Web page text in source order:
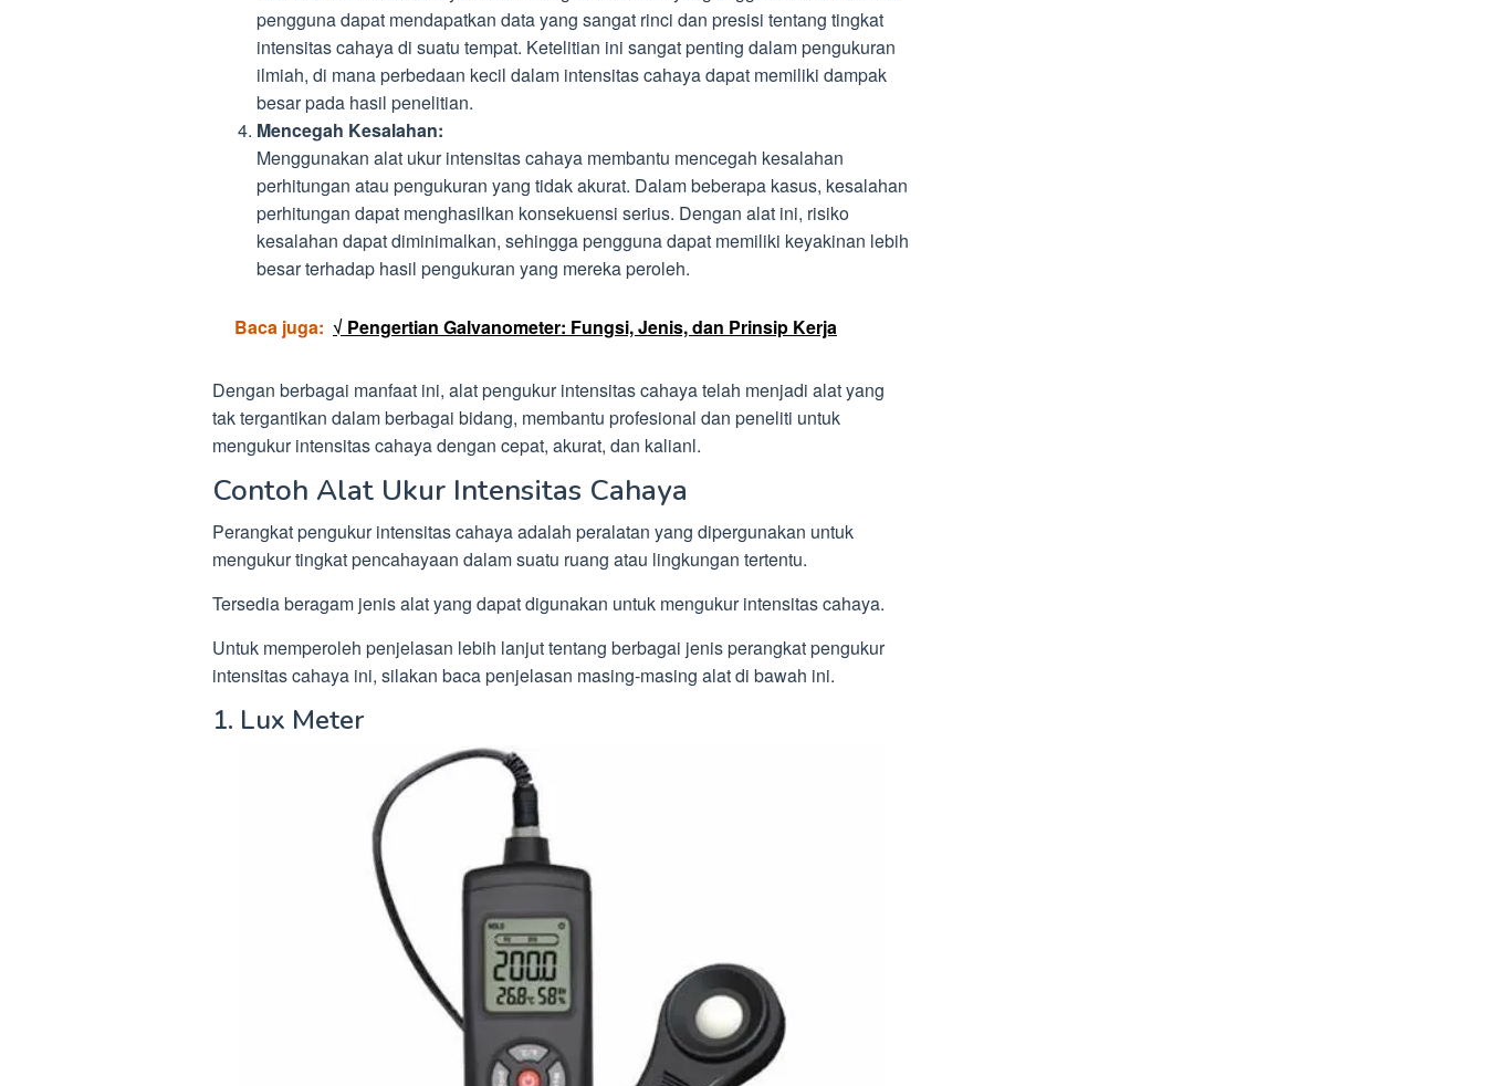
pengguna dapat mendapatkan data yang sangat rinci dan presisi tentang tingkat
intensitas cahaya di suatu tempat. Ketelitian ini sangat penting dalam pengukuran
ilmiah, di mana perbedaan kecil dalam intensitas cahaya dapat memiliki dampak
besar pada hasil penelitian.
Mencegah Kesalahan:
Menggunakan alat ukur intensitas cahaya membantu mencegah kesalahan
perhitungan atau pengukuran yang tidak akurat. Dalam beberapa kasus, kesalahan
perhitungan dapat menghasilkan konsekuensi serius. Dengan alat ini, risiko
kesalahan dapat diminimalkan, sehingga pengguna dapat memiliki keyakinan lebih
besar terhadap hasil pengukuran yang mereka peroleh.
Baca juga: √ Pengertian Galvanometer: Fungsi, Jenis, dan Prinsip Kerja
Dengan berbagai manfaat ini, alat pengukur intensitas cahaya telah menjadi alat yang
tak tergantikan dalam berbagai bidang, membantu profesional dan peneliti untuk
mengukur intensitas cahaya dengan cepat, akurat, dan kalianl.
Contoh Alat Ukur Intensitas Cahaya
Perangkat pengukur intensitas cahaya adalah peralatan yang dipergunakan untuk
mengukur tingkat pencahayaan dalam suatu ruang atau lingkungan tertentu.
Tersedia beragam jenis alat yang dapat digunakan untuk mengukur intensitas cahaya.
Untuk memperoleh penjelasan lebih lanjut tentang berbagai jenis perangkat pengukur
intensitas cahaya ini, silakan baca penjelasan masing-masing alat di bawah ini.
1. Lux Meter